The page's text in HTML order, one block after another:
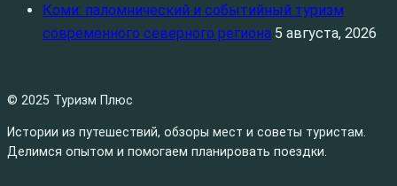
Коми: паломнический и событийный туризм
современного северного региона 5 августа, 2026
© 2025 Туризм Плюс
Истории из путешествий, обзоры мест и советы туристам.
Делимся опытом и помогаем планировать поездки.